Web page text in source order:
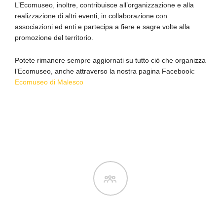
L’Ecomuseo, inoltre, contribuisce all’organizzazione e alla
realizzazione di altri eventi, in collaborazione con
associazioni ed enti e partecipa a fiere e sagre volte alla
promozione del territorio.
Potete rimanere sempre aggiornati su tutto ciò che organizza
l’Ecomuseo, anche attraverso la nostra pagina Facebook:
Ecomuseo di Malesco